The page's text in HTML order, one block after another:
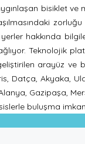
bisiklet
hakkında
Teknolojik
arayüz ve
Datça, Akyaka,
Gazipaşa,
buluşma